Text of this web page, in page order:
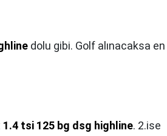
dolu gibi. Golf alınacaksa en
1.4 tsi 125 bg dsg highline. 2.ise